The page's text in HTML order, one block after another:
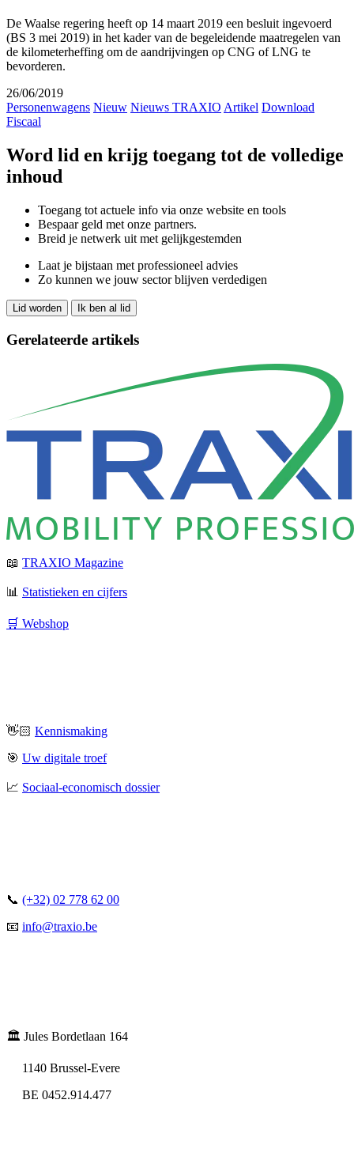
De Waalse regering heeft op 14 maart 2019 een besluit ingevoerd
(BS 3 mei 2019) in het kader van de begeleidende maatregelen van
de kilometerheffing om de aandrijvingen op CNG of LNG te
bevorderen.
26/06/2019
Personenwagens Nieuw Nieuws TRAXIO Artikel Download
Fiscaal
Word lid en krijg toegang tot de volledige
inhoud
Toegang tot actuele info via onze website en tools
Bespaar geld met onze partners.
Breid je netwerk uit met gelijkgestemden
Laat je bijstaan met professioneel advies
Zo kunnen we jouw sector blijven verdedigen
Lid worden Ik ben al lid
Gerelateerde artikels
📖 TRAXIO Magazine
📊 Statistieken en cijfers
🛒 Webshop
👋🏻 Kennismaking
🎯 Uw digitale troef
📈 Sociaal-economisch dossier
📞 (+32) 02 778 62 00
📧 info@traxio.be
🏛️ Jules Bordetlaan 164
1140 Brussel-Evere
BE 0452.914.477